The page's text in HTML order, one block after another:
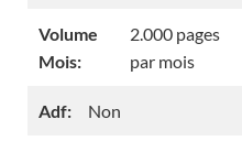
Volume
Mois:
2.000 pages
par mois
Adf: Non